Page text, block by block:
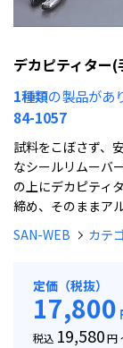
デカピティター
1種類の製品があ
84-1057
試料をこぼさず、
なシールリムーバ
の上にデカピティ
締め、そのままア
SAN-WEB
カテ
定価（税抜）
17,800
税込 19,580円